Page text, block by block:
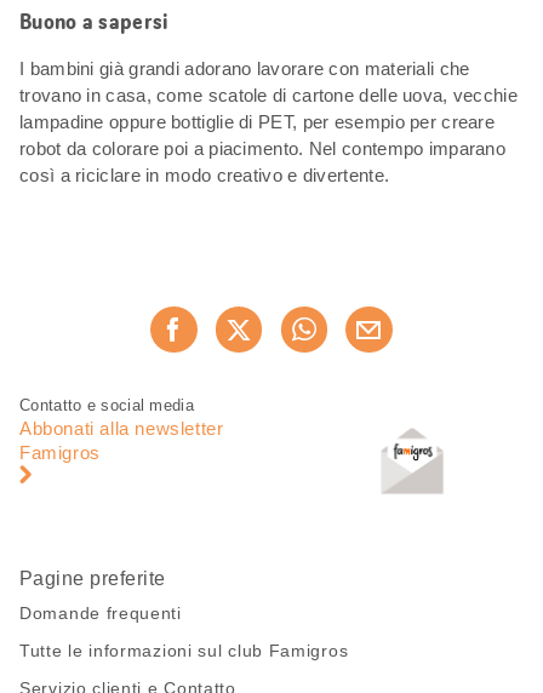
Buono a sapersi
I bambini già grandi adorano lavorare con materiali che
trovano in casa, come scatole di cartone delle uova, vecchie
lampadine oppure bottiglie di PET, per esempio per creare
robot da colorare poi a piacimento. Nel contempo imparano
così a riciclare in modo creativo e divertente.
Consiglia ora
Piè
pagina
Navigazione
pagina
Contatto e social media
Abbonati alla newsletter
Famigros
Pagine preferite
Domande frequenti
Tutte le informazioni sul club Famigros
Servizio clienti e Contatto